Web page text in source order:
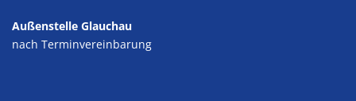
Außenstelle Glauchau
nach Terminvereinbarung